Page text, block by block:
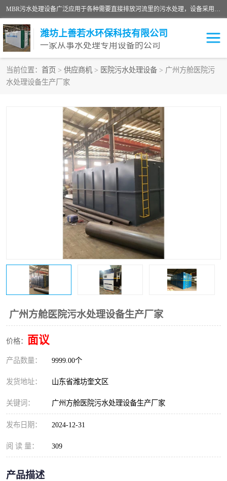
MBR污水处理设备广泛应用于各种需要直接排放河流里的污水处理，设备采用膜生物反应器（Membrane Bioreactor,简称MBR〕技术，取代了传统工艺中的二沉池，它可以*地进行固液分离，得到直接使用的稳定中水，又可在生物池内维持高浓度的微生物量，工艺剩余污泥少，极有效地去除氨氮，出水悬浮物和浊度接近于零，出水中细菌和病毒被大幅度去除，能耗低，占地面积小。
潍坊上善若水环保科技有限公司
一家从事水处理专用设备的公司
当前位置： 首页 > 供应商机 > 医院污水处理设备 > 广州方舱医院污
水处理设备生产厂家
广州方舱医院污水处理设备生产厂家
价格： 面议
产品数量： 9999.00个
发货地址： 山东省潍坊奎文区
关键词： 广州方舱医院污水处理设备生产厂家
发布日期： 2024-12-31
阅 读 量： 309
产品描述
污水处理设备
生活污水处理设备 油墨污水处理设备
洗涤污水处理设备 实验室污水处理设备
诊所门诊污水处理设备 臭氧消毒设备
养殖污水处理设备 屠宰污水处理设备
一体化污水处理设备 食品制造业污水处理设备
医院辐射污水衰变池